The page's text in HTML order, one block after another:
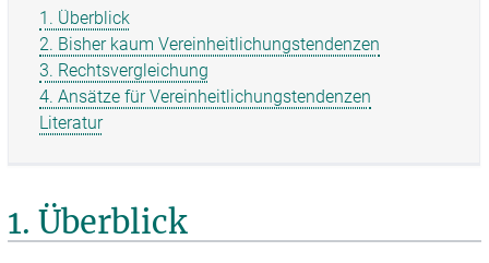
1. Überblick
2. Bisher kaum Vereinheit­lichungs­tendenzen
3. Rechtsvergleichung
4. Ansätze für Vereinheit­lichungstendenzen
Literatur
1. Überblick